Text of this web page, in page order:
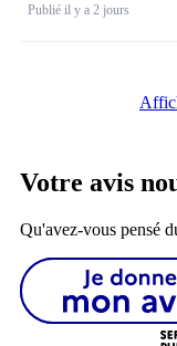
Publié il y a 2 jours
Votre avis
Qu'avez-vous pensé